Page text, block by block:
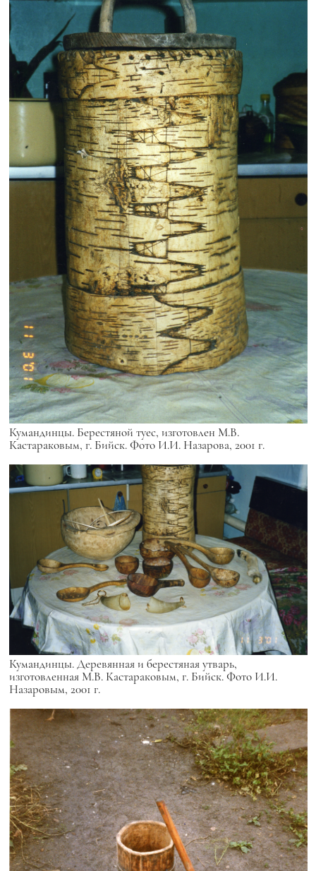
Кумандинцы. Берестяной туес, изготовлен М.В.
Кастараковым, г. Бийск. Фото И.И. Назарова, 2001 г.
Кумандинцы. Деревянная и берестяная утварь,
изготовленная М.В. Кастараковым, г. Бийск. Фото И.И.
Назаровым, 2001 г.